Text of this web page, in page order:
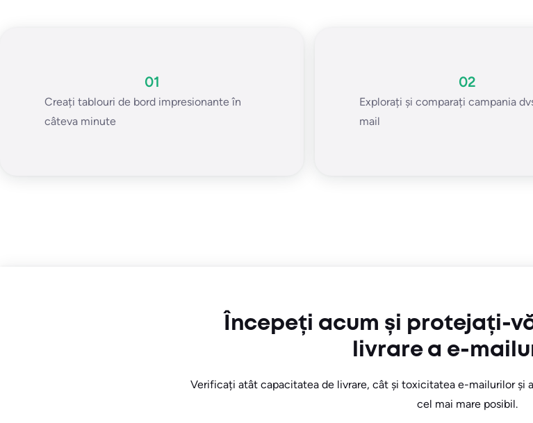
01
Creați tablouri de bord impresionante în
câteva minute
02
Explorați și comparați campania
mail
Începeți acum și protejați-
livrare a e-
Verificați atât capacitatea de livrare, cât și toxicitatea e-mailurilor și
cel mai mare posibil.